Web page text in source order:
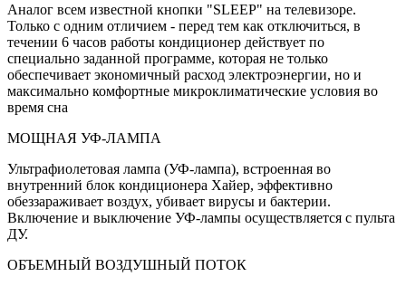
Аналог всем известной кнопки "SLEEP" на телевизоре.
Только с одним отличием - перед тем как отключиться, в
течении 6 часов работы кондиционер действует по
специально заданной программе, которая не только
обеспечивает экономичный расход электроэнергии, но и
максимально комфортные микроклиматические условия во
время сна
МОЩНАЯ УФ-ЛАМПА
Ультрафиолетовая лампа (УФ-лампа), встроенная во
внутренний блок кондиционера Хайер, эффективно
обеззараживает воздух, убивает вирусы и бактерии.
Включение и выключение УФ-лампы осуществляется с пульта
ДУ.
ОБЪЕМНЫЙ ВОЗДУШНЫЙ ПОТОК